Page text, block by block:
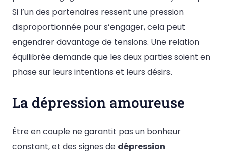
Si l’un des partenaires ressent une pression
disproportionnée pour s’engager, cela peut
engendrer davantage de tensions. Une relation
équilibrée demande que les deux parties soient en
phase sur leurs intentions et leurs désirs.
La dépression amoureuse
Être en couple ne garantit pas un bonheur
constant, et des signes de dépression